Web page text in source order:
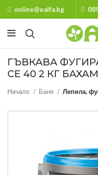
online@ealfa.bg
ГЪВКАВА
CE 40 2 КГ
Начало Баня Лепила,